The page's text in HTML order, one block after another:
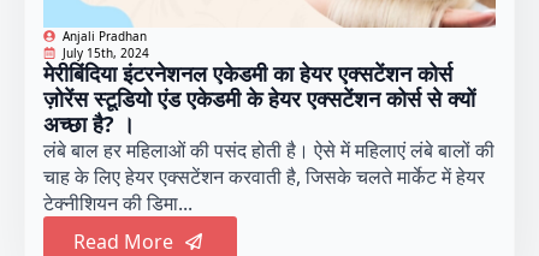
Anjali Pradhan
July 15th, 2024
मेरीबिंदिया इंटरनेशनल एकेडमी का हेयर एक्सटेंशन कोर्स
ज़ोरेंस स्टूडियो एंड एकेडमी के हेयर एक्सटेंशन कोर्स से क्यों
अच्छा है? ।
लंबे बाल हर महिलाओं की पसंद होती है। ऐसे में महिलाएं लंबे बालों की
चाह के लिए हेयर एक्सटेंशन करवाती है, जिसके चलते मार्केट में हेयर
टेक्नीशियन की डिमा...
Read More